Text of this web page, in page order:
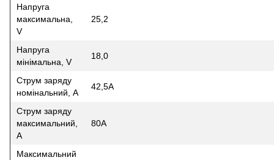
Напруга
максимальна,
V
25,2
Напруга
мінімальна, V
18,0
Струм заряду
номінальний, А
42,5A
Струм заряду
максимальний,
А
80А
Максимальний